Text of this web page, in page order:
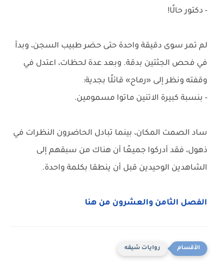
- دكتور حالًا!
لم تمر سوى دقيقة واحدة حتى حضر طبيب السجن، وبدأ
في فحص الجثتين بدقة. وبعد عدة لحظات، اعتدل في
وقفته ونظر إلى «رماح» قائلًا بجدية:
- بنسبة كبيرة الاتنين ماتوا مسمومين.
ساد الصمت المكان، بينما تبادل الحاضرون النظرات في
ذهول، فقد أدركوا جميعًا أن هناك من سبقهم إلى
الشاهدين الوحيدين قبل أن ينطقا بكلمة واحدة.
الفصل الثامن والعشرون من هنا
روايات شيقه